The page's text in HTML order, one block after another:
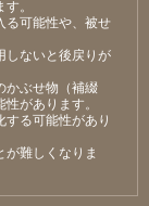
。
る可能性や、被せ
しないと後戻りが
かぶせ物（補綴
があります。
する可能性があり
が難しくなりま